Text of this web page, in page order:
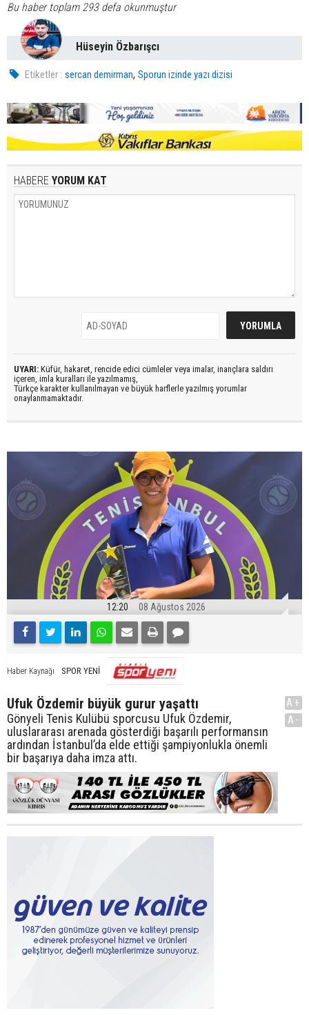
Bu haber toplam 293 defa okunmuştur
Hüseyin Özbarışcı
Etiketler : sercan demirman,Sporun izinde yazı dizisi
HABERE YORUM KAT
UYARI: Küfür, hakaret, rencide edici cümleler veya imalar, inançlara saldırı
içeren, imla kuralları ile yazılmamış,
Türkçe karakter kullanılmayan ve büyük harflerle yazılmış yorumlar
onaylanmamaktadır.
12:20 08 Ağustos 2026
Haber Kaynağı SPOR YENİ
Ufuk Özdemir büyük gurur yaşattı
Gönyeli Tenis Kulübü sporcusu Ufuk Özdemir,
uluslararası arenada gösterdiği başarılı performansın
ardından İstanbul’da elde ettiği şampiyonlukla önemli
bir başarıya daha imza attı.
A+
A-